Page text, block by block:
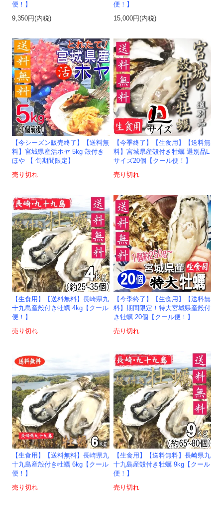
便！】
9,350円(内税)
便！】
15,000円(内税)
【今シーズン販売終了】【送料無
料】宮城県産活ホヤ 5kg 殻付き
ほや 【 旬期間限定】
売り切れ
【今季終了】【生食用】【送料無
料】宮城県産殻付き牡蠣 選別品L
サイズ20個【クール便！】
売り切れ
【生食用】【送料無料】長崎県九
十九島産殻付き牡蠣 4kg【クール
便！】
売り切れ
【今季終了】【生食用】【送料無
料】期間限定！特大宮城県産殻付
き牡蠣 20個【クール便！】
売り切れ
【生食用】【送料無料】長崎県九
十九島産殻付き牡蠣 6kg【クール
便！】
売り切れ
【生食用】【送料無料】長崎県九
十九島産殻付き牡蠣 9kg【クール
便！】
売り切れ